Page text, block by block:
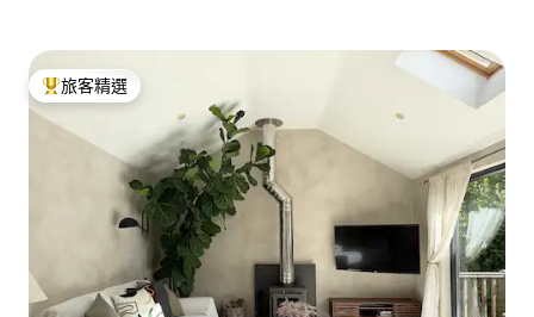
旅客精選榜首
旅客精選